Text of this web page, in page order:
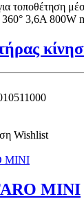
τοποθέτηση
3,6Α 800W
Wishlist
MINI